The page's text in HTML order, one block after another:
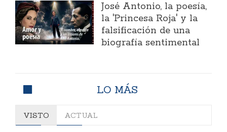
José Antonio, la poesía,
la 'Princesa Roja' y la
falsificación de una
biografía sentimental
LO MÁS
VISTO ACTUAL